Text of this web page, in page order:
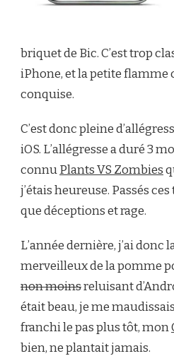
briquet de Bic. C’est trop
iPhone, et la petite flamme
conquise.
C’est donc pleine
iOS. L’allégresse a duré 3
connuPlants VS Zombies
j’étais heureuse. Passés
que déceptions et rage.
L’année dernière, j’ai donc
merveilleux de la pomme
non moinsreluisant
était beau, je me
franchi le pas plus tôt, mon
bien, ne plantait jamais.